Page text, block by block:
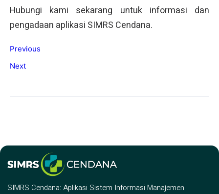
Hubungi kami sekarang untuk informasi dan
pengadaan aplikasi SIMRS Cendana.
Previous
Next
SIMRS Cendana: Aplikasi Sistem Informasi Manajemen